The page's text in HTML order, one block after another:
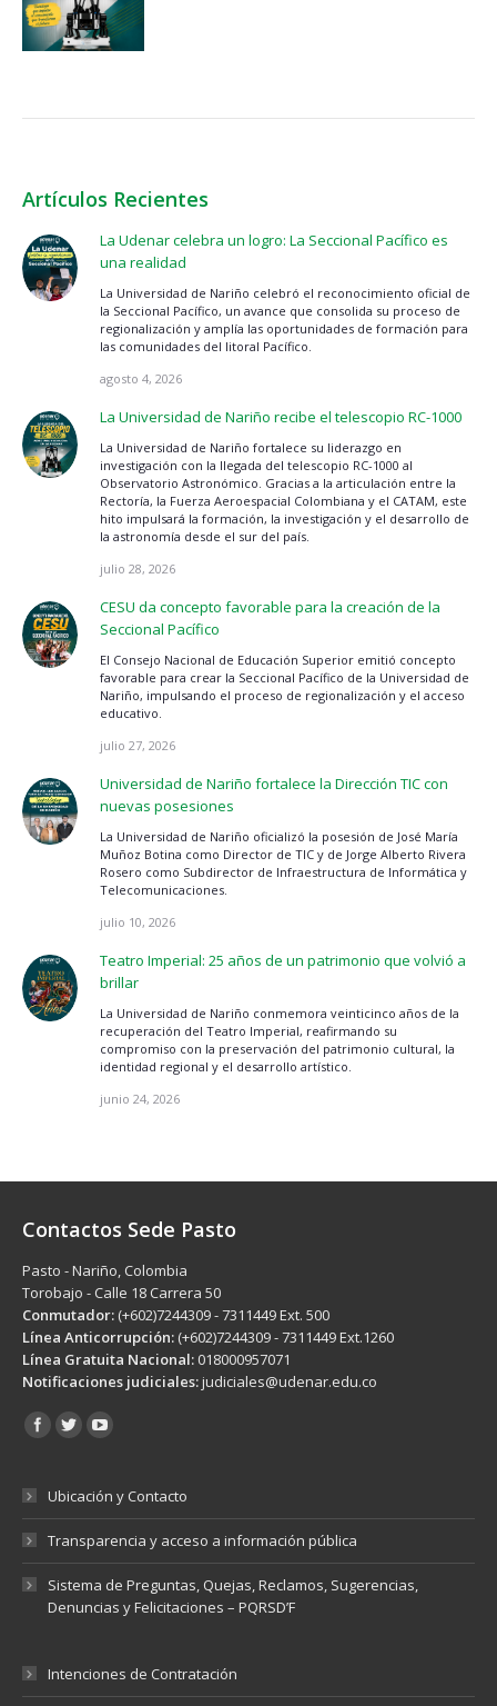
Artículos Recientes
La Udenar celebra un logro: La Seccional Pacífico es
una realidad
La Universidad de Nariño celebró el reconocimiento oficial de
la Seccional Pacífico, un avance que consolida su proceso de
regionalización y amplía las oportunidades de formación para
las comunidades del litoral Pacífico.
agosto 4, 2026
La Universidad de Nariño recibe el telescopio RC-1000
La Universidad de Nariño fortalece su liderazgo en
investigación con la llegada del telescopio RC-1000 al
Observatorio Astronómico. Gracias a la articulación entre la
Rectoría, la Fuerza Aeroespacial Colombiana y el CATAM, este
hito impulsará la formación, la investigación y el desarrollo de
la astronomía desde el sur del país.
julio 28, 2026
CESU da concepto favorable para la creación de la
Seccional Pacífico
El Consejo Nacional de Educación Superior emitió concepto
favorable para crear la Seccional Pacífico de la Universidad de
Nariño, impulsando el proceso de regionalización y el acceso
educativo.
julio 27, 2026
Universidad de Nariño fortalece la Dirección TIC con
nuevas posesiones
La Universidad de Nariño oficializó la posesión de José María
Muñoz Botina como Director de TIC y de Jorge Alberto Rivera
Rosero como Subdirector de Infraestructura de Informática y
Telecomunicaciones.
julio 10, 2026
Teatro Imperial: 25 años de un patrimonio que volvió a
brillar
La Universidad de Nariño conmemora veinticinco años de la
recuperación del Teatro Imperial, reafirmando su
compromiso con la preservación del patrimonio cultural, la
identidad regional y el desarrollo artístico.
junio 24, 2026
Contactos Sede Pasto
Pasto - Nariño, Colombia
Torobajo - Calle 18 Carrera 50
Conmutador: (+602)7244309 - 7311449 Ext. 500
Línea Anticorrupción: (+602)7244309 - 7311449 Ext.1260
Línea Gratuita Nacional: 018000957071
Notificaciones judiciales:judiciales@udenar.edu.co
Encuéntranos en:
Ubicación y Contacto
Transparencia y acceso a información pública
Sistema de Preguntas, Quejas, Reclamos, Sugerencias,
Denuncias y Felicitaciones – PQRSD’F
Intenciones de Contratación